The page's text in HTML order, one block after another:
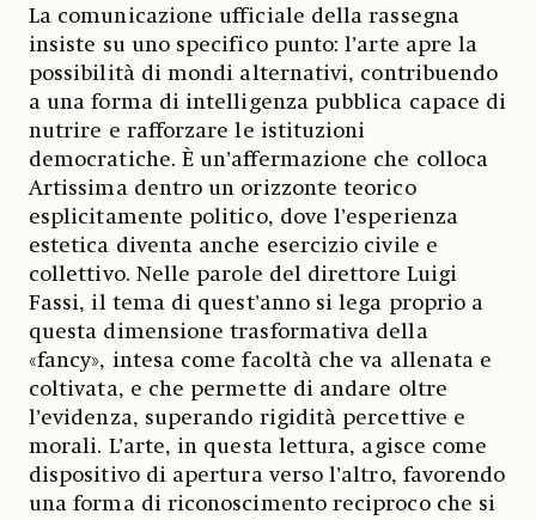
La comunicazione ufficiale della rassegna
insiste su uno specifico punto: l’arte apre la
possibilità di mondi alternativi, contribuendo
a una forma di intelligenza pubblica capace di
nutrire e rafforzare le istituzioni
democratiche. È un’affermazione che colloca
Artissima dentro un orizzonte teorico
esplicitamente politico, dove l’esperienza
estetica diventa anche esercizio civile e
collettivo. Nelle parole del direttore Luigi
Fassi, il tema di quest’anno si lega proprio a
questa dimensione trasformativa della
«fancy», intesa come facoltà che va allenata e
coltivata, e che permette di andare oltre
l’evidenza, superando rigidità percettive e
morali. L’arte, in questa lettura, agisce come
dispositivo di apertura verso l’altro, favorendo
una forma di riconoscimento reciproco che si